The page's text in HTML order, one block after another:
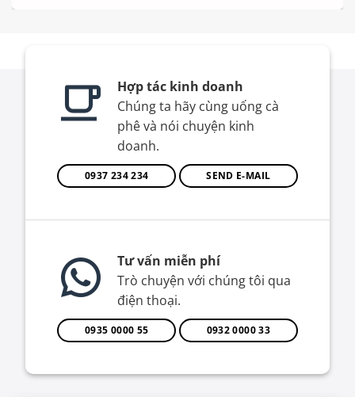
Hợp tác kinh doanh
Chúng ta hãy cùng uống cà
phê và nói chuyện kinh
doanh.
0937 234 234 SEND E-MAIL
Tư vấn miễn phí
Trò chuyện với chúng tôi qua
điện thoại.
0935 0000 55 0932 0000 33